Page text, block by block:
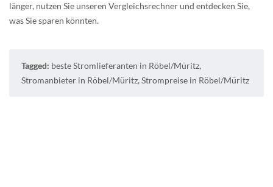
länger, nutzen Sie unseren Vergleichsrechner und entdecken Sie,
was Sie sparen könnten.
Tagged: beste Stromlieferanten in Röbel/Müritz,
Stromanbieter in Röbel/Müritz, Strompreise in Röbel/Müritz